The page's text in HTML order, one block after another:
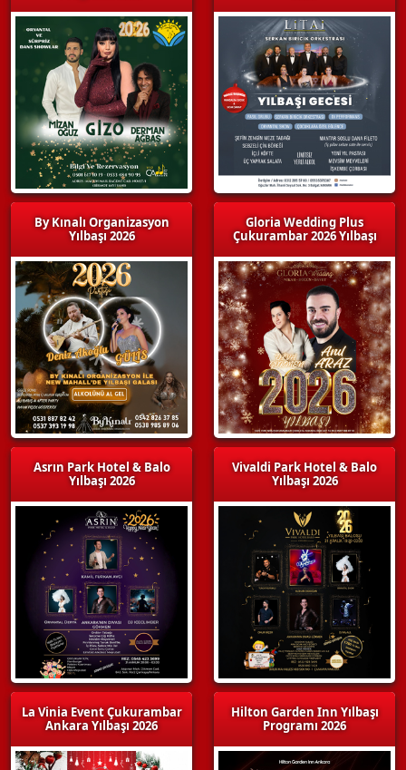
By Kınalı Organizasyon
Yılbaşı 2026
Asrın Park Hotel & Balo
Yılbaşı 2026
La Vinia Event Çukurambar
Ankara Yılbaşı 2026
Gloria Wedding Plus
Çukurambar 2026 Yılbaşı
Vivaldi Park Hotel & Balo
Yılbaşı 2026
Hilton Garden Inn Yılbaşı
Programı 2026